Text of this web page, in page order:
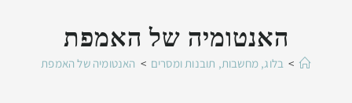
האנטומיה של האמפת
> בלוג, מחשבות, תובנות ומסרים > האנטומיה של האמפת